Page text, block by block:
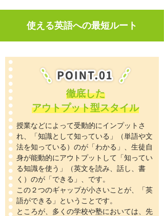
使える英語への最短ルート
徹底した
アウトプット型スタイル
授業などによって受動的にインプットさ
れ、「知識として知っている」（単語や文
法を知っている）のが「わかる」、生徒自
身が能動的にアウトプットして「知ってい
る知識を使う」（英文を読み、話し、書
く）のが「できる」、です。
この２つのギャップが小さいことが、「英
語ができる」ということです。
ところが、多くの学校や塾においては、先